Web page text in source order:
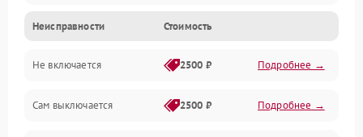
Неисправности Стоимость
Не включается 2500 ₽ Подробнее →
Сам выключается 2500 ₽ Подробнее →